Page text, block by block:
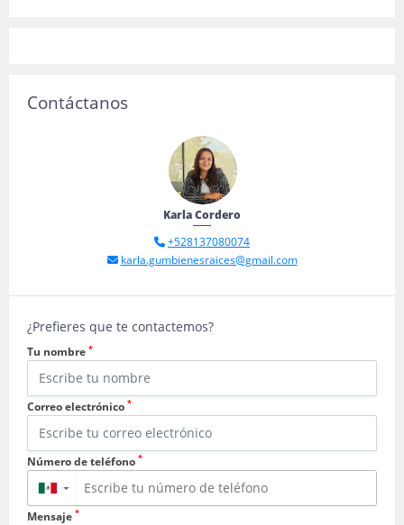
Contáctanos
Karla Cordero
+528137080074
karla.gumbienesraices@gmail.com
¿Prefieres que te contactemos?
Tu nombre *
Correo electrónico *
Número de teléfono *
▼
Mensaje *